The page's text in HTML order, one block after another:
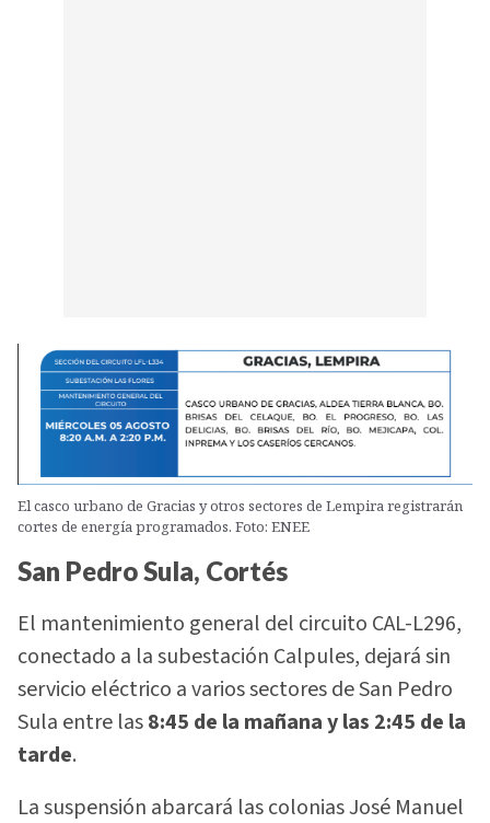
El casco urbano de Gracias y otros sectores de Lempira registrarán
cortes de energía programados. Foto: ENEE
San Pedro Sula, Cortés
El mantenimiento general del circuito CAL-L296,
conectado a la subestación Calpules, dejará sin
servicio eléctrico a varios sectores de San Pedro
Sula entre las8:45 de la mañana y las 2:45 de la
tarde.
La suspensión abarcará las colonias José Manuel